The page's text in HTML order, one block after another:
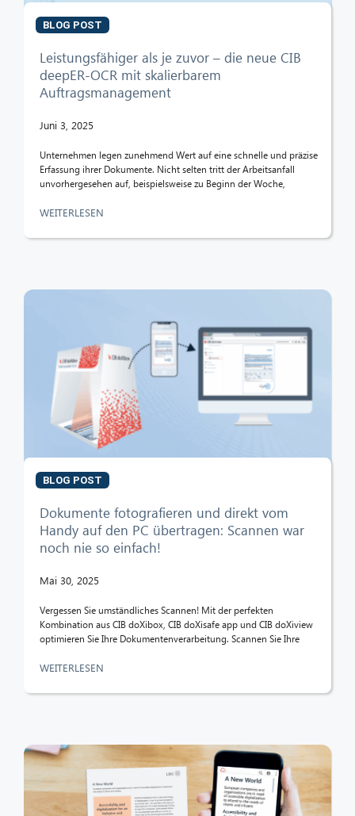
BLOG POST
Leistungsfähiger als je zuvor – die neue CIB
deepER-OCR mit skalierbarem
Auftragsmanagement
Juni 3, 2025
Unternehmen legen zunehmend Wert auf eine schnelle und präzise
Erfassung ihrer Dokumente. Nicht selten tritt der Arbeitsanfall
unvorhergesehen auf, beispielsweise zu Beginn der Woche,
WEITERLESEN
BLOG POST
Dokumente fotografieren und direkt vom
Handy auf den PC übertragen: Scannen war
noch nie so einfach!
Mai 30, 2025
Vergessen Sie umständliches Scannen! Mit der perfekten
Kombination aus CIB doXibox, CIB doXisafe app und CIB doXiview
optimieren Sie Ihre Dokumentenverarbeitung. Scannen Sie Ihre
WEITERLESEN
CIB AI ChatBot
Hallo! Was kann ich für Sie tun?